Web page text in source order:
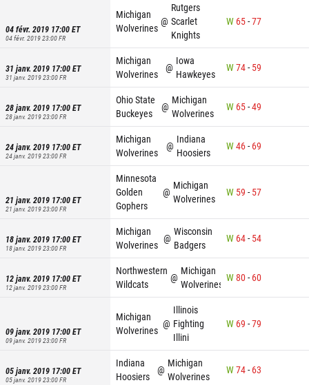
04 févr. 2019 17:00ET
04 févr. 2019 23:00FR
Michigan
Wolverines
@
Rutgers
Scarlet
Knights
W 65-77
31 janv. 2019 17:00ET
31 janv. 2019 23:00FR
Michigan
Wolverines
@
Iowa
Hawkeyes
W74- 59
28 janv. 2019 17:00ET
28 janv. 2019 23:00FR
Ohio State
Buckeyes
@
Michigan
Wolverines
W 65-49
24 janv. 2019 17:00ET
24 janv. 2019 23:00FR
Michigan
Wolverines
@
Indiana
Hoosiers
W46- 69
21 janv. 2019 17:00ET
21 janv. 2019 23:00FR
Minnesota
Golden
Gophers
@
Michigan
Wolverines
W 59 - 57
18 janv. 2019 17:00ET
18 janv. 2019 23:00FR
Michigan
Wolverines
@
Wisconsin
Badgers
W 64- 54
12 janv. 2019 17:00ET
12 janv. 2019 23:00FR
Northwestern
Wildcats
@
Michigan
Wolverines
W80- 60
09 janv. 2019 17:00ET
09 janv. 2019 23:00FR
Michigan
Wolverines
@
Illinois
Fighting
Illini
W 69 -79
05 janv. 2019 17:00ET
05 janv. 2019 23:00FR
Indiana
Hoosiers
@
Michigan
Wolverines
W74- 63